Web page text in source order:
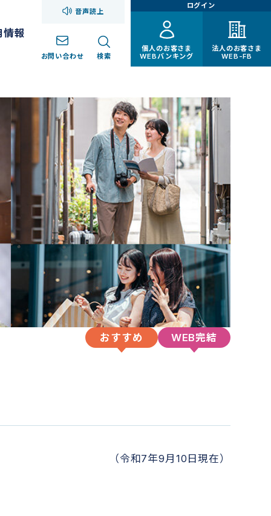
情報
音声読上
お問い合わせ 検索
ログイン
個人のお客さま
WEBバンキング
法人のお客さま
WEB-FB
おすすめ WEB完結
（令和7年9月10日現在）